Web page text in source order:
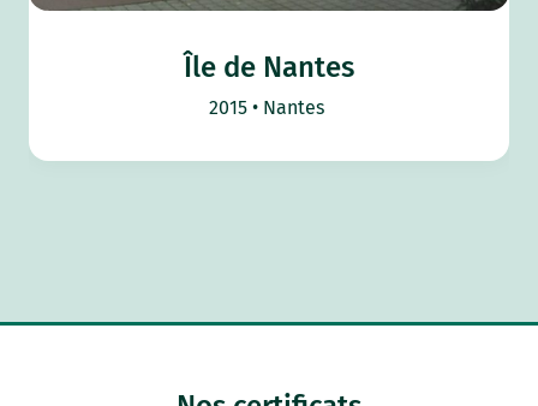
Île de Nantes
2015 Nantes